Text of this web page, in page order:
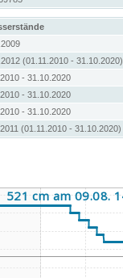
(01.11.2010 - 31.10.2020)
- 31.10.2020
- 31.10.2020
- 31.10.2020
(01.11.2010 - 31.10.2020)